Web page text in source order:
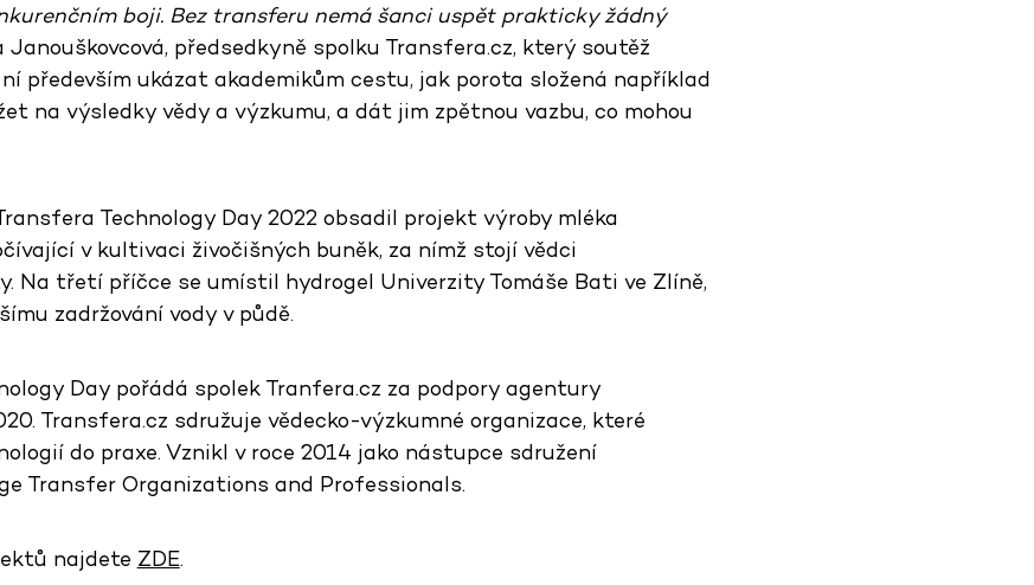
boji. Bez transferu nemá šanci uspět prakticky žádný
předsedkyně spolku Transfera.cz, který soutěž
především ukázat akademikům cestu, jak porota složená například
na výsledky vědy a výzkumu, a dát jim zpětnou vazbu, co mohou
Technology Day 2022 obsadil projekt výroby mléka
v kultivaci živočišných buněk, za nímž stojí vědci
Na třetí příčce se umístil hydrogel Univerzity Tomáše Bati ve Zlíně,
zadržování vody v půdě.
Day pořádá spolek Tranfera.cz za podpory agentury
Transfera.cz sdružuje vědecko-výzkumné organizace, které
do praxe. Vznikl v roce 2014 jako nástupce sdružení
Transfer Organizations and Professionals.
najdete ZDE.